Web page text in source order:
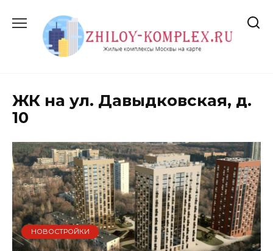
содержанию
ЖК на ул. Давыдковская, д.
10
НОВОСТРОЙКИ